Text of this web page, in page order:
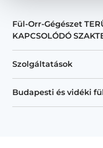
Fül-Orr-Gégészet
KAPCSOLÓDÓ
Szolgáltatások
Budapesti és vidéki